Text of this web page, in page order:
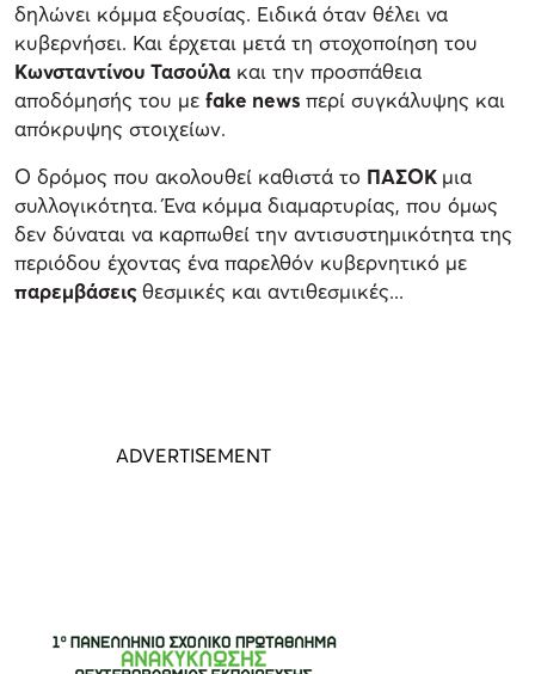
δηλώνει κόμμα εξουσίας. Ειδικά όταν θέλει να
κυβερνήσει. Και έρχεται μετά τη στοχοποίηση του
Κωνσταντίνου Τασούλα και την προσπάθεια
αποδόμησής του με fake news περί συγκάλυψης και
απόκρυψης στοιχείων.
Ο δρόμος που ακολουθεί καθιστά το ΠΑΣΟΚ μια
συλλογικότητα. Ένα κόμμα διαμαρτυρίας, που όμως
δεν δύναται να καρπωθεί την αντισυστημικότητα της
περιόδου έχοντας ένα παρελθόν κυβερνητικό με
παρεμβάσειςθεσμικές και αντιθεσμικές...